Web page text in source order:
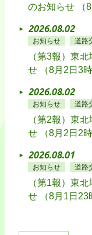
のお知らせ （
2026.08.02
お知らせ 道路
（第3報）東
せ （8月2日3
2026.08.02
お知らせ 道路
（第2報）東
せ （8月2日2
2026.08.01
お知らせ 道路
（第1報）東
せ （8月1日23